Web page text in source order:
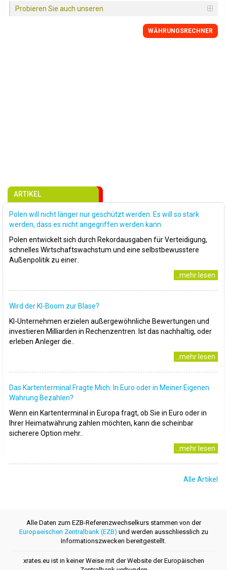
Probieren Sie auch unseren
WÄHRUNGSRECHNER
ARTIKEL
Polen will nicht länger nur geschützt werden. Es will so stark
werden, dass es nicht angegriffen werden kann
Polen entwickelt sich durch Rekordausgaben für Verteidigung,
schnelles Wirtschaftswachstum und eine selbstbewusstere
Außenpolitik zu einer..
..mehr lesen
Wird der KI-Boom zur Blase?
KI-Unternehmen erzielen außergewöhnliche Bewertungen und
investieren Milliarden in Rechenzentren. Ist das nachhaltig, oder
erleben Anleger die..
..mehr lesen
Das Kartenterminal Fragte Mich: In Euro oder in Meiner Eigenen
Währung Bezahlen?
Wenn ein Kartenterminal in Europa fragt, ob Sie in Euro oder in
Ihrer Heimatwährung zahlen möchten, kann die scheinbar
sicherere Option mehr..
..mehr lesen
Alle Artikel
Alle Daten zum EZB-Referenzwechselkurs stammen von der
Europaeischen Zentralbank (EZB) und werden ausschliesslich zu
Informationszwecken bereitgestellt.
xrates.eu ist in keiner Weise mit der Website der Europäischen